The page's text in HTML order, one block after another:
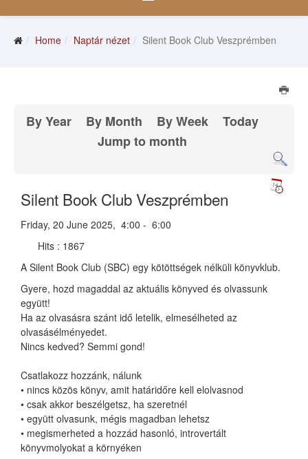
Home Naptár nézet Silent Book Club Veszprémben
By Year By Month By Week
Today
Jump to month
Silent Book Club Veszprémben
Friday, 20 June 2025, 4:00 - 6:00
Hits : 1867
A Silent Book Club (SBC) egy kötöttségek nélküli könyvklub.
Gyere, hozd magaddal az aktuális könyved és olvassunk
együtt!
Ha az olvasásra szánt idő letelik, elmesélheted az
olvasásélményedet.
Nincs kedved? Semmi gond!
Csatlakozz hozzánk, nálunk
• nincs közös könyv, amit határidőre kell elolvasnod
• csak akkor beszélgetsz, ha szeretnél
• együtt olvasunk, mégis magadban lehetsz
• megismerheted a hozzád hasonló, introvertált
könyvmolyokat a környéken